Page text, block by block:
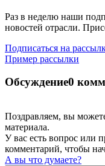
Раз в неделю наши
новостей отрасли.
Подписаться на
Пример рассылки
Обсуждение0
Поздравляем, вы
материала.
У вас есть вопрос или
комментарий, чтобы
А вы что думаете?